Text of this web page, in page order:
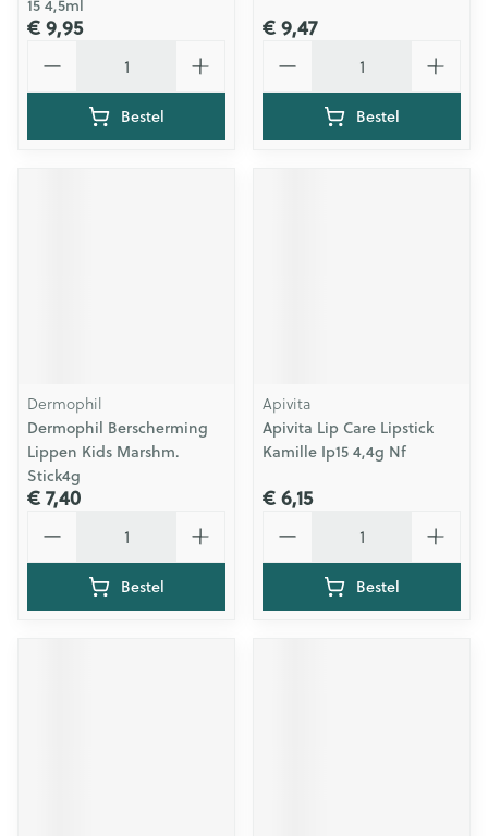
15 4,5ml
€ 9,95
Bestel
€ 9,47
Bestel
Dermophil
Dermophil Berscherming
Lippen Kids Marshm.
Stick4g
€ 7,40
Bestel
Apivita
Apivita Lip Care Lipstick
Kamille Ip15 4,4g Nf
€ 6,15
Bestel